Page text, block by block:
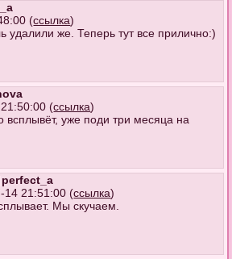
(ссылка)
удалили же. Теперь тут все прилично:)
(ссылка)
всплывёт, уже поди три месяца на
perfect_a
14 21:51:00 (ссылка)
Мы скучаем.